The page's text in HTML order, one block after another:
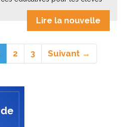
Lire la nouvelle
(actuel)
2 3 Suivant →